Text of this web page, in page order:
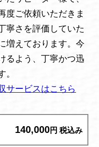
度ご依頼いただきま
寧さを評価していた
増えております。今
るよう、丁寧かつ迅
。
サービスはこちら
140,000円 税込み